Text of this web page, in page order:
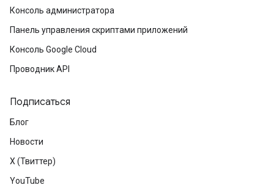
Консоль администратора
Панель управления скриптами приложений
Консоль Google Cloud
Проводник API
Подписаться
Блог
Новости
X (Твиттер)
YouTube